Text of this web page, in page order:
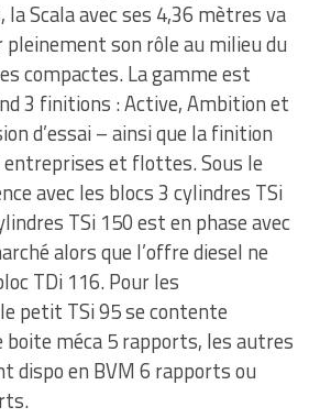
Scala avec ses 4,36 mètres va
pleinement son rôle au milieu du
compactes. La gamme est
3 finitions : Active, Ambition et
d’essai – ainsi que la finition
entreprises et flottes. Sous le
avec les blocs 3 cylindres TSi
TSi 150 est en phase avec
alors que l’offre diesel ne
TDi 116. Pour les
petit TSi 95 se contente
boite méca 5 rapports, les autres
dispo en BVM 6 rapports ou